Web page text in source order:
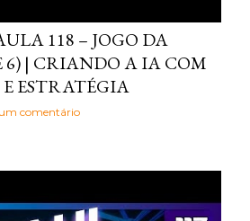
118 – JOGO DA
6) | CRIANDO A IA COM
ESTRATÉGIA
comentário